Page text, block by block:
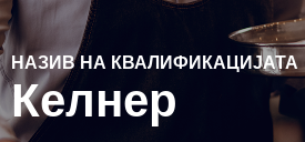
НАЗИВ НА КВАЛИФИКАЦИЈАТА
Келнер